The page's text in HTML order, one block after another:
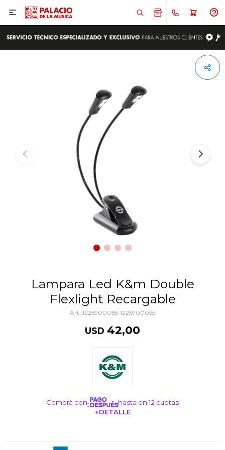

Lampara Led K&m Double
Flexlight Recargable
1225900055-1225900055
USD 42,00
Comprá con
hasta en 12 cuotas
+DETALLE